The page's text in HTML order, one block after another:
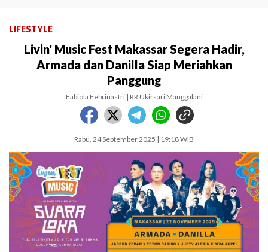
LIFESTYLE
Livin' Music Fest Makassar Segera Hadir,
Armada dan Danilla Siap Meriahkan
Panggung
Fabiola Febrinastri | RR Ukirsari Manggalani
Rabu, 24 September 2025 | 19:18 WIB